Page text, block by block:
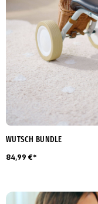
WUTSCH BUNDLE
84,99 €*